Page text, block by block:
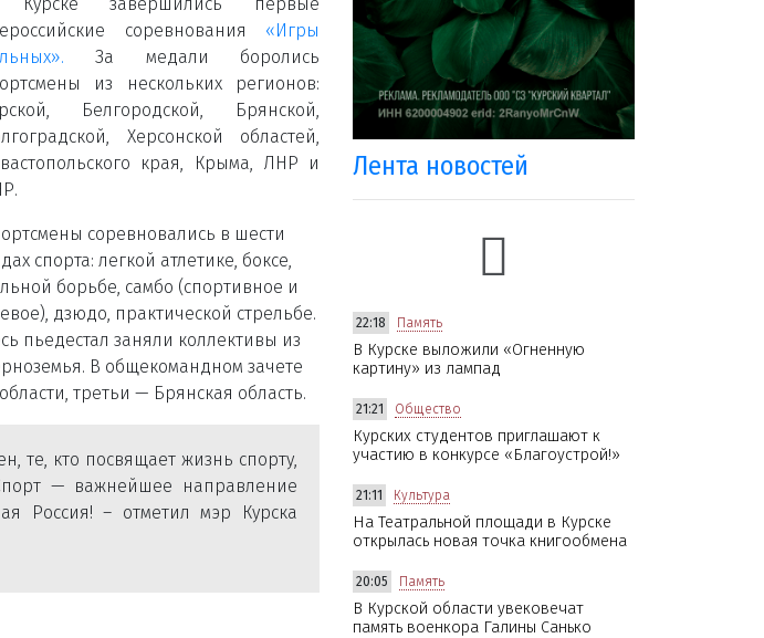
соревнования «Игры
За медали боролись
из нескольких регионов:
Белгородской, Брянской,
Херсонской областей,
края, Крыма, ЛНР и
соревновались в шести
спорта: легкой атлетике, боксе,
борьбе, самбо (спортивное и
дзюдо, практической стрельбе.
пьедестал заняли коллективы из
В общекомандном зачете
третьи — Брянская область.
те, кто посвящает жизнь спорту,
— важнейшее направление
Россия! – отметил мэр Курска
Лента новостей
22:18 Память
В Курске выложили «Огненную
картину» из лампад
21:21 Общество
Курских студентов приглашают к
участию в конкурсе «Благоустрой!»
21:11 Культура
На Театральной площади в Курске
открылась новая точка книгообмена
20:05 Память
В Курской области увековечат
память военкора Галины Санько